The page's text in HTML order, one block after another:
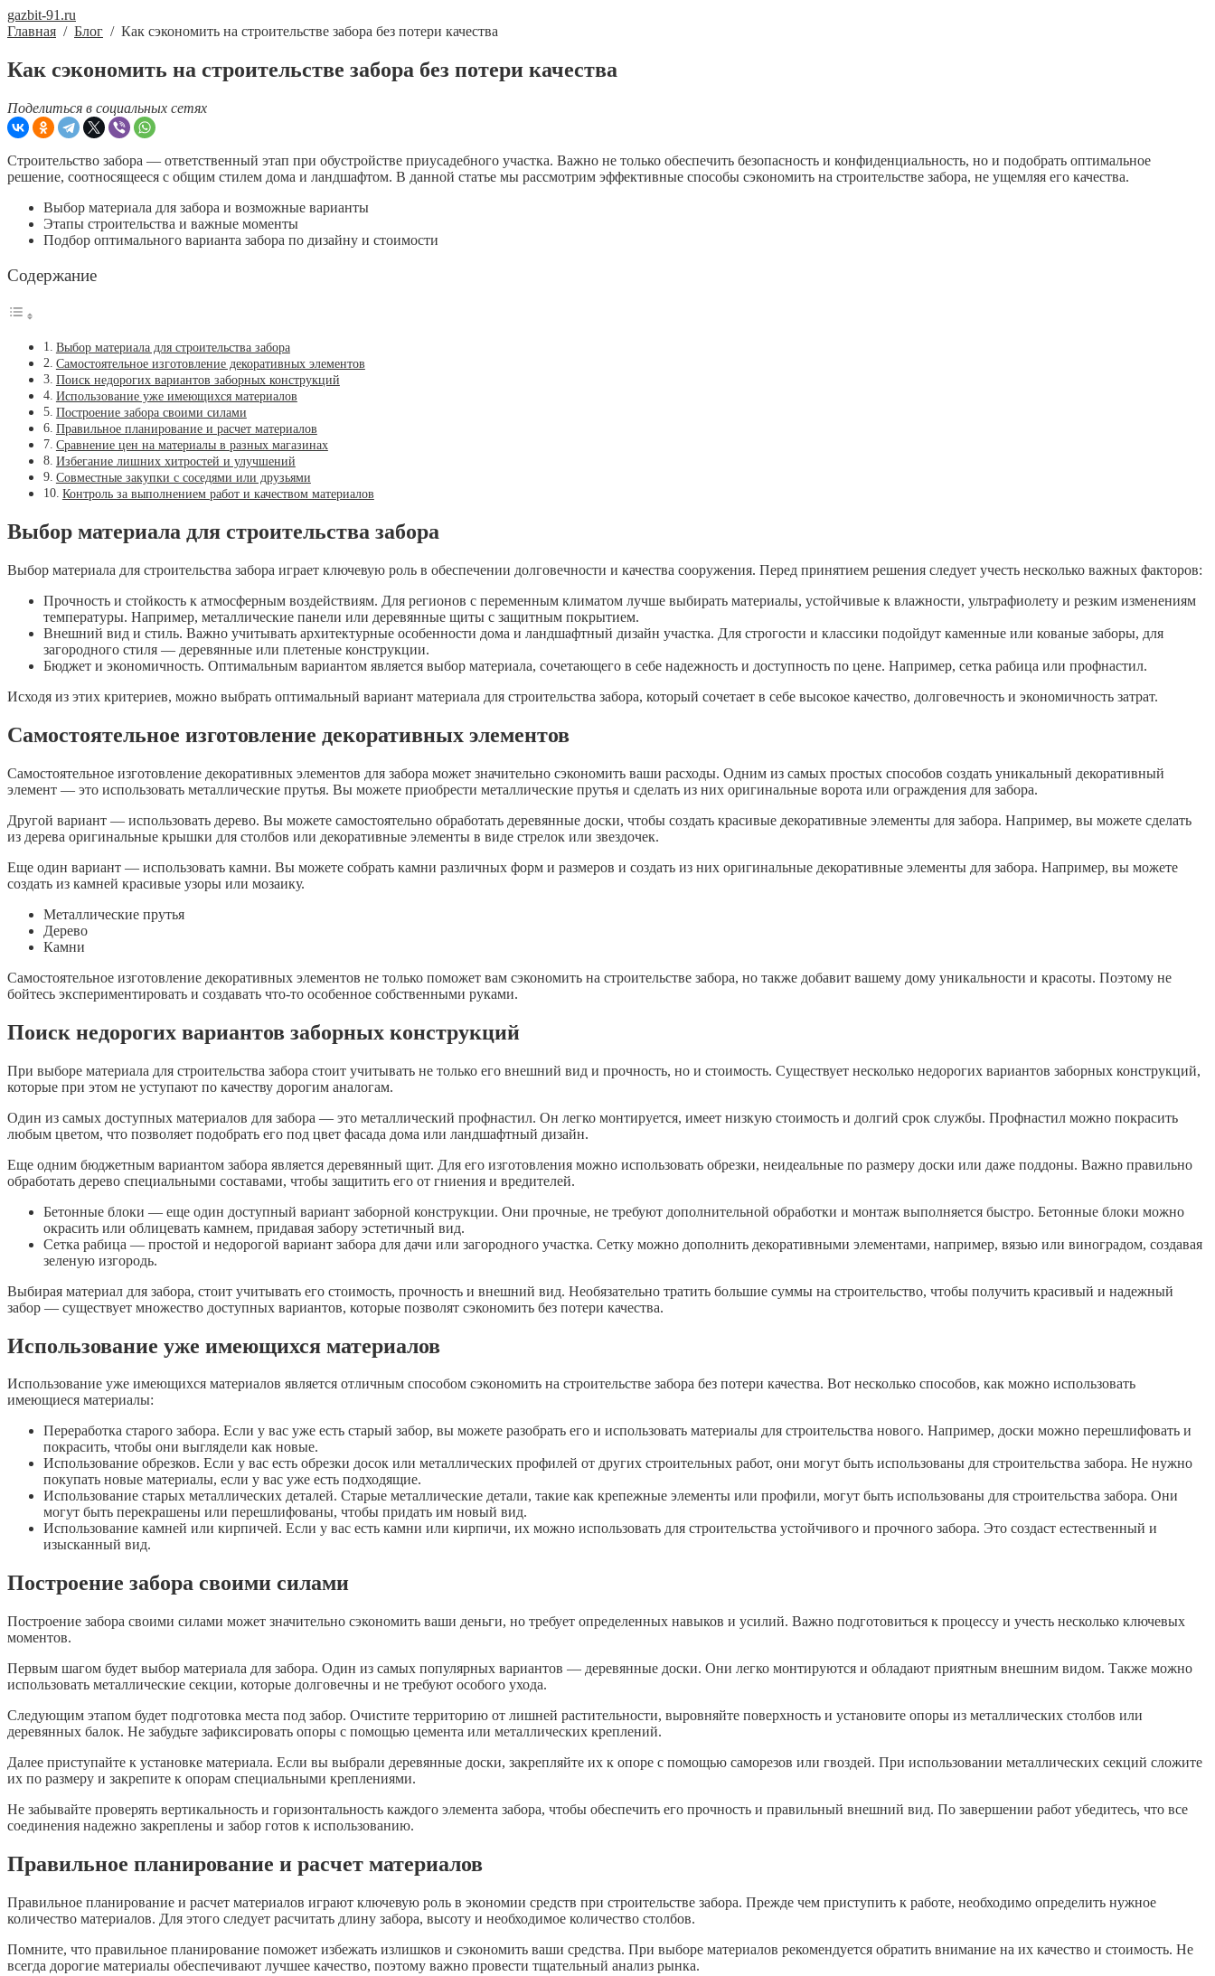
gazbit-91.ru
Главная / Блог / Как сэкономить на строительстве забора без потери качества
Как сэкономить на строительстве забора без потери качества
Поделиться в социальных сетях
Строительство забора — ответственный этап при обустройстве приусадебного участка. Важно не только обеспечить безопасность и конфиденциальность, но и подобрать оптимальное
решение, соотносящееся с общим стилем дома и ландшафтом. В данной статье мы рассмотрим эффективные способы сэкономить на строительстве забора, не ущемляя его качества.
Выбор материала для забора и возможные варианты
Этапы строительства и важные моменты
Подбор оптимального варианта забора по дизайну и стоимости
Содержание
Выбор материала для строительства забора
Самостоятельное изготовление декоративных элементов
Поиск недорогих вариантов заборных конструкций
Использование уже имеющихся материалов
Построение забора своими силами
Правильное планирование и расчет материалов
Сравнение цен на материалы в разных магазинах
Избегание лишних хитростей и улучшений
Совместные закупки с соседями или друзьями
Контроль за выполнением работ и качеством материалов
Выбор материала для строительства забора
Выбор материала для строительства забора играет ключевую роль в обеспечении долговечности и качества сооружения. Перед принятием решения следует учесть несколько важных факторов:
Прочность и стойкость к атмосферным воздействиям. Для регионов с переменным климатом лучше выбирать материалы, устойчивые к влажности, ультрафиолету и резким изменениям
температуры. Например, металлические панели или деревянные щиты с защитным покрытием.
Внешний вид и стиль. Важно учитывать архитектурные особенности дома и ландшафтный дизайн участка. Для строгости и классики подойдут каменные или кованые заборы, для
загородного стиля — деревянные или плетеные конструкции.
Бюджет и экономичность. Оптимальным вариантом является выбор материала, сочетающего в себе надежность и доступность по цене. Например, сетка рабица или профнастил.
Исходя из этих критериев, можно выбрать оптимальный вариант материала для строительства забора, который сочетает в себе высокое качество, долговечность и экономичность затрат.
Самостоятельное изготовление декоративных элементов
Самостоятельное изготовление декоративных элементов для забора может значительно сэкономить ваши расходы. Одним из самых простых способов создать уникальный декоративный
элемент — это использовать металлические прутья. Вы можете приобрести металлические прутья и сделать из них оригинальные ворота или ограждения для забора.
Другой вариант — использовать дерево. Вы можете самостоятельно обработать деревянные доски, чтобы создать красивые декоративные элементы для забора. Например, вы можете сделать
из дерева оригинальные крышки для столбов или декоративные элементы в виде стрелок или звездочек.
Еще один вариант — использовать камни. Вы можете собрать камни различных форм и размеров и создать из них оригинальные декоративные элементы для забора. Например, вы можете
создать из камней красивые узоры или мозаику.
Металлические прутья
Дерево
Камни
Самостоятельное изготовление декоративных элементов не только поможет вам сэкономить на строительстве забора, но также добавит вашему дому уникальности и красоты. Поэтому не
бойтесь экспериментировать и создавать что-то особенное собственными руками.
Поиск недорогих вариантов заборных конструкций
При выборе материала для строительства забора стоит учитывать не только его внешний вид и прочность, но и стоимость. Существует несколько недорогих вариантов заборных конструкций,
которые при этом не уступают по качеству дорогим аналогам.
Один из самых доступных материалов для забора — это металлический профнастил. Он легко монтируется, имеет низкую стоимость и долгий срок службы. Профнастил можно покрасить
любым цветом, что позволяет подобрать его под цвет фасада дома или ландшафтный дизайн.
Еще одним бюджетным вариантом забора является деревянный щит. Для его изготовления можно использовать обрезки, неидеальные по размеру доски или даже поддоны. Важно правильно
обработать дерево специальными составами, чтобы защитить его от гниения и вредителей.
Бетонные блоки — еще один доступный вариант заборной конструкции. Они прочные, не требуют дополнительной обработки и монтаж выполняется быстро. Бетонные блоки можно
окрасить или облицевать камнем, придавая забору эстетичный вид.
Сетка рабица — простой и недорогой вариант забора для дачи или загородного участка. Сетку можно дополнить декоративными элементами, например, вязью или виноградом, создавая
зеленую изгородь.
Выбирая материал для забора, стоит учитывать его стоимость, прочность и внешний вид. Необязательно тратить большие суммы на строительство, чтобы получить красивый и надежный
забор — существует множество доступных вариантов, которые позволят сэкономить без потери качества.
Использование уже имеющихся материалов
Использование уже имеющихся материалов является отличным способом сэкономить на строительстве забора без потери качества. Вот несколько способов, как можно использовать
имеющиеся материалы:
Переработка старого забора. Если у вас уже есть старый забор, вы можете разобрать его и использовать материалы для строительства нового. Например, доски можно перешлифовать и
покрасить, чтобы они выглядели как новые.
Использование обрезков. Если у вас есть обрезки досок или металлических профилей от других строительных работ, они могут быть использованы для строительства забора. Не нужно
покупать новые материалы, если у вас уже есть подходящие.
Использование старых металлических деталей. Старые металлические детали, такие как крепежные элементы или профили, могут быть использованы для строительства забора. Они
могут быть перекрашены или перешлифованы, чтобы придать им новый вид.
Использование камней или кирпичей. Если у вас есть камни или кирпичи, их можно использовать для строительства устойчивого и прочного забора. Это создаст естественный и
изысканный вид.
Построение забора своими силами
Построение забора своими силами может значительно сэкономить ваши деньги, но требует определенных навыков и усилий. Важно подготовиться к процессу и учесть несколько ключевых
моментов.
Первым шагом будет выбор материала для забора. Один из самых популярных вариантов — деревянные доски. Они легко монтируются и обладают приятным внешним видом. Также можно
использовать металлические секции, которые долговечны и не требуют особого ухода.
Следующим этапом будет подготовка места под забор. Очистите территорию от лишней растительности, выровняйте поверхность и установите опоры из металлических столбов или
деревянных балок. Не забудьте зафиксировать опоры с помощью цемента или металлических креплений.
Далее приступайте к установке материала. Если вы выбрали деревянные доски, закрепляйте их к опоре с помощью саморезов или гвоздей. При использовании металлических секций сложите
их по размеру и закрепите к опорам специальными креплениями.
Не забывайте проверять вертикальность и горизонтальность каждого элемента забора, чтобы обеспечить его прочность и правильный внешний вид. По завершении работ убедитесь, что все
соединения надежно закреплены и забор готов к использованию.
Правильное планирование и расчет материалов
Правильное планирование и расчет материалов играют ключевую роль в экономии средств при строительстве забора. Прежде чем приступить к работе, необходимо определить нужное
количество материалов. Для этого следует расчитать длину забора, высоту и необходимое количество столбов.
Помните, что правильное планирование поможет избежать излишков и сэкономить ваши средства. При выборе материалов рекомендуется обратить внимание на их качество и стоимость. Не
всегда дорогие материалы обеспечивают лучшее качество, поэтому важно провести тщательный анализ рынка.